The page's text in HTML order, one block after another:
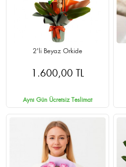
2'li Beyaz Orkide
1.600,00 TL
Aynı Gün Ücretsiz Teslimat